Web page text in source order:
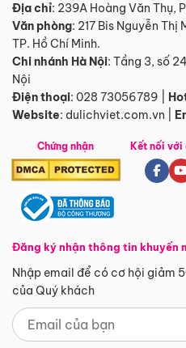
Địa chỉ: 239A Hoàng Văn Thụ,
Văn phòng: 217 Bis Nguyễn Thị
TP. Hồ Chí Minh.
Chi nhánh Hà Nội: Tầng 3, số
Nội
Điện thoại: 028 73056789
Website: dulichviet.com.vn
Chứng nhận
Đăng ký nhận thông tin khuyến
Nhập email để có cơ hội giảm
của Quý khách
Kết nối với